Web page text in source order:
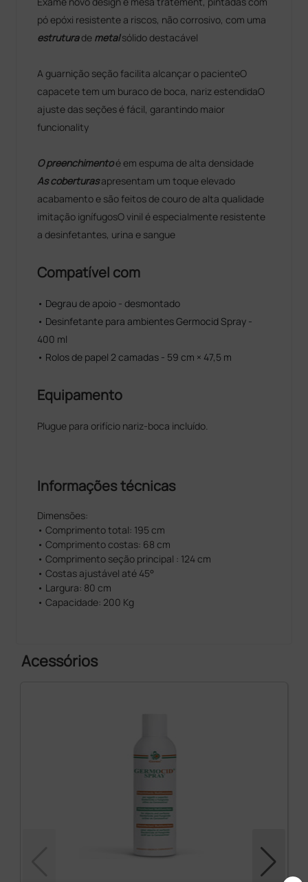
pó epóxi resistente a riscos, não corrosivo, com uma
estruturade metalsólido destacável
A guarnição seção facilita alcançar o pacienteO
capacete tem um buraco de boca, nariz estendidaO
ajuste das seções é fácil, garantindo maior
funcionality
O preenchimentoé em espuma de alta densidade
As coberturasapresentam um toque elevado
acabamento e são feitos de couro de alta qualidade
imitação ignífugosO vinil é especialmente resistente
a desinfetantes, urina e sangue
Compatível com
• Degrau de apoio - desmontado
• Desinfetante para ambientes Germocid Spray -
400 ml
• Rolos de papel 2 camadas - 59 cm × 47,5 m
Equipamento
Plugue para orifício nariz-boca incluído.
Informações técnicas
Dimensões:
• Comprimento total: 195 cm
• Comprimento costas: 68 cm
• Comprimento seção principal : 124 cm
• Costas ajustável até 45°
• Largura: 80 cm
• Capacidade: 200 Kg
Acessórios